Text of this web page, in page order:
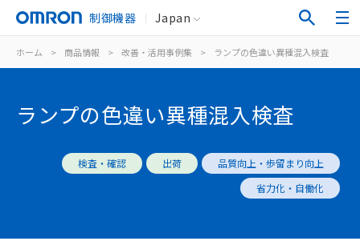
制御機器 Japan
ホーム > 商品情報 > 改善・活用事例集 > ランプの色違い異種混入検査
ランプの色違い異種混入検査
検査・確認 出荷
品質向上・歩留まり向上
省力化・自働化